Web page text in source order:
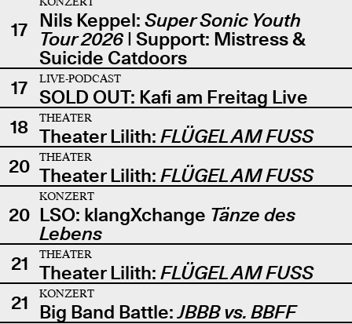
17 Nils Keppel: Super Sonic Youth
Tour 2026| Support: Mistress &
Suicide Catdoors
17
LIVE-PODCAST
SOLD OUT: Kafi am Freitag Live
18
THEATER
Theater Lilith: FLÜGEL AM FUSS
20
THEATER
Theater Lilith: FLÜGEL AM FUSS
20
KONZERT
LSO: klangXchange Tänze des
Lebens
21
THEATER
Theater Lilith: FLÜGEL AM FUSS
21
KONZERT
Big Band Battle:JBBB vs. BBFF